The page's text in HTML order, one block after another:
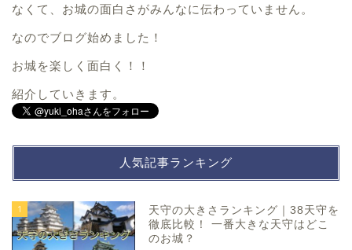
なくて、お城の面白さがみんなに伝わっていません。
なのでブログ始めました！
お城を楽しく面白く！！
紹介していきます。
人気記事ランキング
1
天守の大きさランキング｜38天守を
徹底比較！ 一番大きな天守はどこ
のお城？